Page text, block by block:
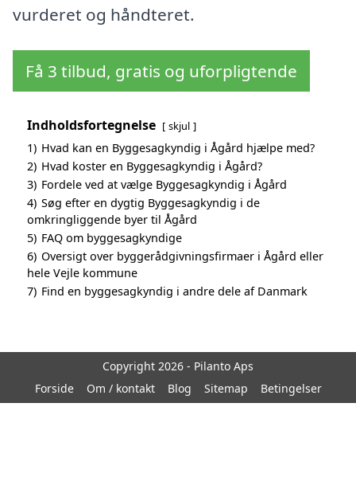
vurderet og håndteret.
Få 3 tilbud, gratis og uforpligtende
Indholdsfortegnelse skjul
1) Hvad kan en Byggesagkyndig i Ågård hjælpe med?
2) Hvad koster en Byggesagkyndig i Ågård?
3) Fordele ved at vælge Byggesagkyndig i Ågård
4) Søg efter en dygtig Byggesagkyndig i de
omkringliggende byer til Ågård
5) FAQ om byggesagkyndige
6) Oversigt over byggerådgivningsfirmaer i Ågård eller
hele Vejle kommune
7) Find en byggesagkyndig i andre dele af Danmark
Copyright 2026 - Pilanto Aps
Forside
Om / kontakt Blog Sitemap Betingelser